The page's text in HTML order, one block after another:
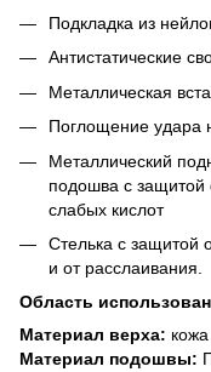
Подкладка из
Антистатические
Металлическая
Поглощение удара
Металлический
подошва с защитой
слабых кислот
Стелька с защитой
и от расслаивания.
Область
Материал верха: кожа
Материал подошвы: